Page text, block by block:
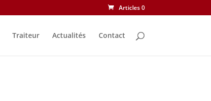
Articles 0
Traiteur Actualités Contact